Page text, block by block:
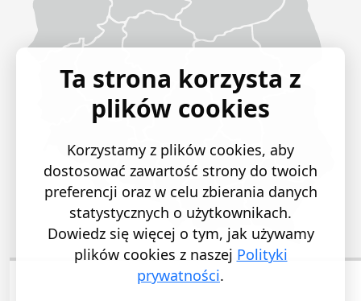
Ta strona korzysta z
plików cookies
Korzystamy z plików cookies, aby
dostosować zawartość strony do twoich
preferencji oraz w celu zbierania danych
statystycznych o użytkownikach.
Dowiedz się więcej o tym, jak używamy
plików cookies z naszej Polityki
prywatności.